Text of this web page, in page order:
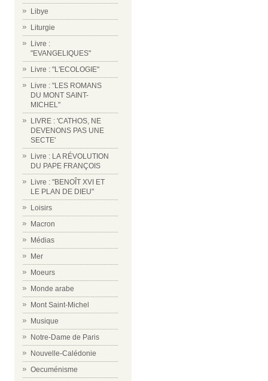
Libye
Liturgie
Livre :
"EVANGELIQUES"
Livre : "L'ECOLOGIE"
Livre : "LES ROMANS
DU MONT SAINT-
MICHEL"
LIVRE : 'CATHOS, NE
DEVENONS PAS UNE
SECTE'
Livre : LA RÉVOLUTION
DU PAPE FRANÇOIS
Livre : "BENOÎT XVI ET
LE PLAN DE DIEU"
Loisirs
Macron
Médias
Mer
Moeurs
Monde arabe
Mont Saint-Michel
Musique
Notre-Dame de Paris
Nouvelle-Calédonie
Oecuménisme